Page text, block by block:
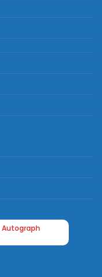
Autograph